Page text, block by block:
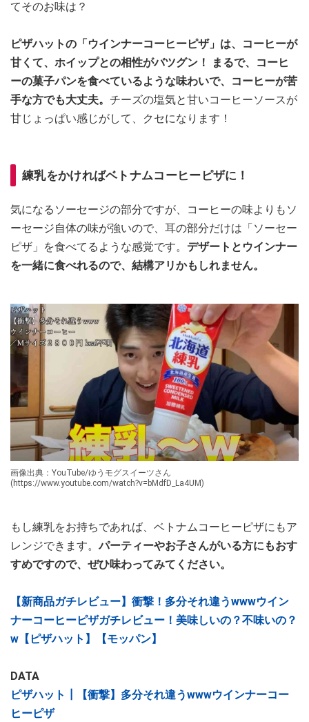
てそのお味は？
ピザハットの「ウインナーコーヒーピザ」は、コーヒーが
甘くて、ホイップとの相性がバツグン！ まるで、コーヒ
ーの菓子パンを食べているような味わいで、コーヒーが苦
手な方でも大丈夫。 チーズの塩気と甘いコーヒーソースが
甘じょっぱい感じがして、クセになります！
練乳をかければベトナムコーヒーピザに！
気になるソーセージの部分ですが、コーヒーの味よりもソ
ーセージ自体の味が強いので、耳の部分だけは「ソーセー
ピザ」を食べてるような感覚です。 デザートとウインナー
を一緒に食べれるので、結構アリかもしれません。
画像出典：YouTube/ゆうモグスイーツさん
(https://www.youtube.com/watch?v=bMdfD_La4UM)
もし練乳をお持ちであれば、ベトナムコーヒーピザにもア
レンジできます。パーティーやお子さんがいる方にもおす
すめですので、ぜひ味わってみてください。
【新商品ガチレビュー】衝撃！多分それ違うwwwウイン
ナーコーヒーピザガチレビュー！美味しいの？不味いの？
w【ピザハット】【モッパン】
DATA
ピザハット┃【衝撃】多分それ違うwwwウインナーコー
ヒーピザ